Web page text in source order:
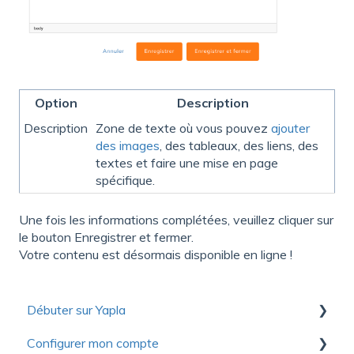
Option
Description
Description Zone de texte où vous pouvez ajouter
des images , des tableaux, des liens, des
textes et faire une mise en page
spécifique.
Une fois les informations complétées, veuillez cliquer sur
le bouton Enregistrer et fermer.
Votre contenu est désormais disponible en ligne !
Débuter sur Yapla
Collection de ressources utiles pour découvrir
Configurer mon compte